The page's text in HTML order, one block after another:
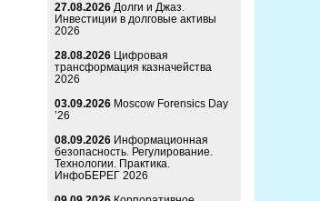
27.08.2026 Долги и Джаз.
Инвестиции в долговые активы
2026
28.08.2026 Цифровая
трансформация казначейства
2026
03.09.2026 Moscow Forensics Day
’26
08.09.2026 Информационная
безопасность. Регулирование.
Технологии. Практика.
ИнфоБЕРЕГ 2026